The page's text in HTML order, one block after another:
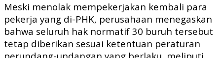
Meski menolak mempekerjakan kembali para
pekerja yang di-PHK, perusahaan menegaskan
bahwa seluruh hak normatif 30 buruh tersebut
tetap diberikan sesuai ketentuan peraturan